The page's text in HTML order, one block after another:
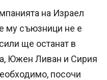
на Израел
му съюзници не е
ще останат в
Южен Ливан и Сирия
посочи